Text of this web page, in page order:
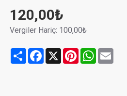
120,00₺
Vergiler Hariç: 100,00₺
Share Facebook
X PinterestWhatsApp